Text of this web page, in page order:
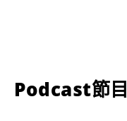
Podcast節目